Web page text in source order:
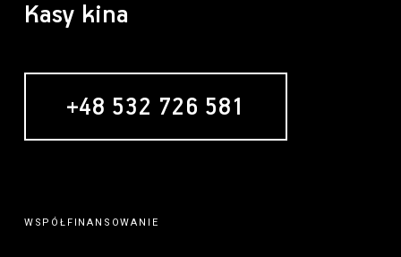
Kasy kina
+48 532 726 581
WSPÓŁFINANSOWANIE